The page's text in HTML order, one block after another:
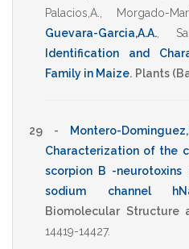
Palacios,A.
Morgado-
Guevara-Garcia,A.A.
Identification and
Family in Maize. Plants
29 - Montero-
Characterization of the
scorpion B -
sodium channel
Biomolecular Structure
14419-14427.